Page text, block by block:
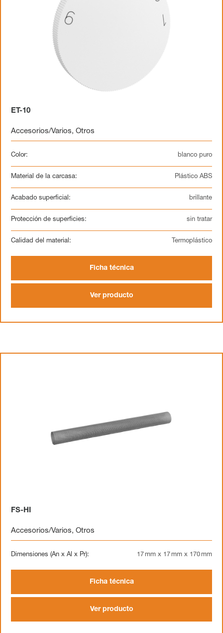
ET-10
Accesorios/Varios, Otros
Color: blanco puro
Material de la carcasa: Plástico ABS
Acabado superficial: brillante
Protección de superficies: sin tratar
Calidad del material: Termoplástico
Ficha técnica
Ver producto
FS-HI
Accesorios/Varios, Otros
Dimensiones (An x Al x Pr): 17 mm x 17 mm x 170 mm
Ficha técnica
Ver producto